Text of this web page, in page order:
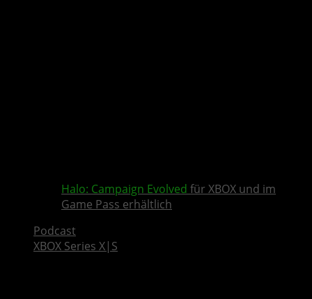
Halo: Campaign Evolved für XBOX und im
Game Pass erhältlich
Podcast
XBOX Series X|S